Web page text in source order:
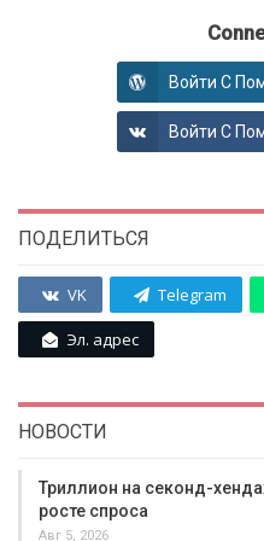
Войти С
Войти С
ПОДЕЛИТЬСЯ
VK Telegram
Эл. адрес
НОВОСТИ
Триллион на секонд-
росте спроса
Авг 5, 2026